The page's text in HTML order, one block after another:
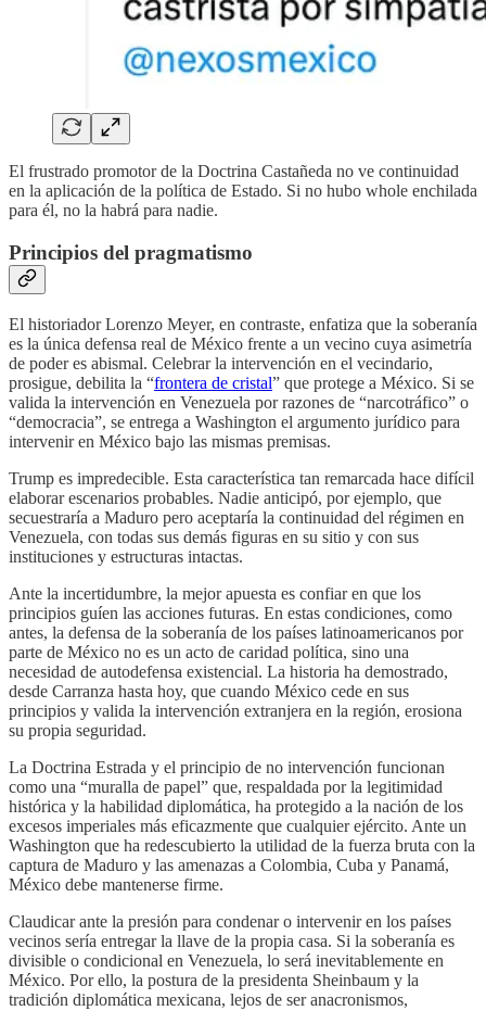
El frustrado promotor de la Doctrina Castañeda no ve continuidad
en la aplicación de la política de Estado. Si no hubo whole enchilada
para él, no la habrá para nadie.
Principios del pragmatismo
El historiador Lorenzo Meyer, en contraste, enfatiza que la soberanía
es la única defensa real de México frente a un vecino cuya asimetría
de poder es abismal. Celebrar la intervención en el vecindario,
prosigue, debilita la “frontera de cristal” que protege a México. Si se
valida la intervención en Venezuela por razones de “narcotráfico” o
“democracia”, se entrega a Washington el argumento jurídico para
intervenir en México bajo las mismas premisas.
Trump es impredecible. Esta característica tan remarcada hace difícil
elaborar escenarios probables. Nadie anticipó, por ejemplo, que
secuestraría a Maduro pero aceptaría la continuidad del régimen en
Venezuela, con todas sus demás figuras en su sitio y con sus
instituciones y estructuras intactas.
Ante la incertidumbre, la mejor apuesta es confiar en que los
principios guíen las acciones futuras. En estas condiciones, como
antes, la defensa de la soberanía de los países latinoamericanos por
parte de México no es un acto de caridad política, sino una
necesidad de autodefensa existencial. La historia ha demostrado,
desde Carranza hasta hoy, que cuando México cede en sus
principios y valida la intervención extranjera en la región, erosiona
su propia seguridad.
La Doctrina Estrada y el principio de no intervención funcionan
como una “muralla de papel” que, respaldada por la legitimidad
histórica y la habilidad diplomática, ha protegido a la nación de los
excesos imperiales más eficazmente que cualquier ejército. Ante un
Washington que ha redescubierto la utilidad de la fuerza bruta con la
captura de Maduro y las amenazas a Colombia, Cuba y Panamá,
México debe mantenerse firme.
Claudicar ante la presión para condenar o intervenir en los países
vecinos sería entregar la llave de la propia casa. Si la soberanía es
divisible o condicional en Venezuela, lo será inevitablemente en
México. Por ello, la postura de la presidenta Sheinbaum y la
tradición diplomática mexicana, lejos de ser anacronismos,